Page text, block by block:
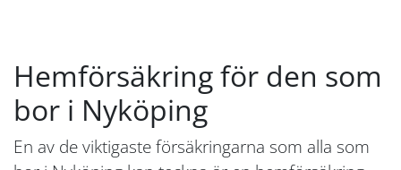
Hemförsäkring för den som
bor i Nyköping
En av de viktigaste försäkringarna som alla som